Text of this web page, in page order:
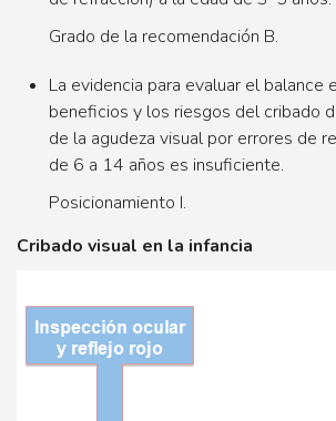
Grado de la recomendación B.
La evidencia para evaluar el balance
beneficios y los riesgos del cribado
de la agudeza visual por errores de
de 6 a 14 años es insuficiente.
Posicionamiento I.
Cribado visual en la infancia